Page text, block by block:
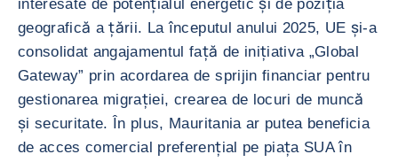
interesate de potențialul energetic și de poziția
geografică a țării. La începutul anului 2025, UE și-a
consolidat angajamentul față de inițiativa „Global
Gateway” prin acordarea de sprijin financiar pentru
gestionarea migrației, crearea de locuri de muncă
și securitate. În plus, Mauritania ar putea beneficia
de acces comercial preferențial pe piața SUA în